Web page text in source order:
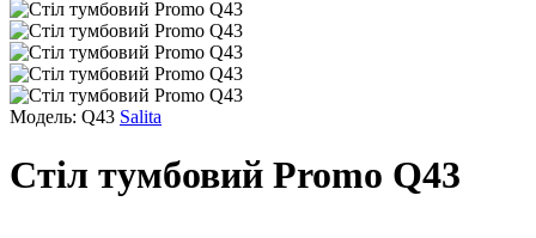
Модель: Q43 Salita
Стіл тумбовий Promo Q43